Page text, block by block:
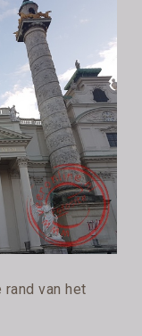
rand van het